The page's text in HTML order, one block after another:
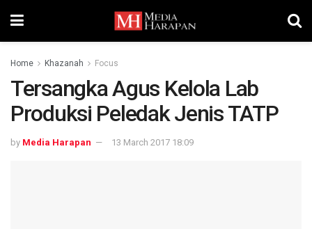
Home Khazanah Focus
Tersangka Agus Kelola Lab
Produksi Peledak Jenis TATP
by Media Harapan 13 March 2017 18:09